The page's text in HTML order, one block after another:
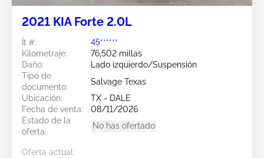
2021 KIA Forte 2.0L
Ít #:
45******
Kilometraje:
76,502 millas
Daño:
Lado izquierdo/Suspensión
Tipo de
documento:
Salvage Texas
Ubicación:
TX - DALE
Fecha de venta:
08/11/2026
Estado de la
oferta:
No has ofertado
Oferta actual: